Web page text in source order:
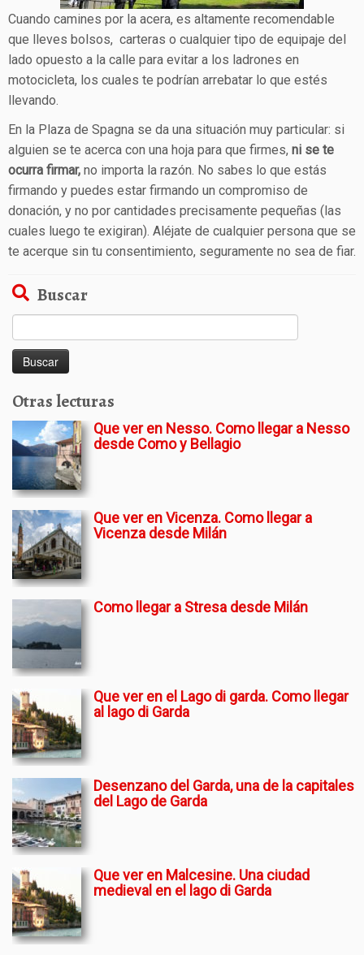
Cuando camines por la acera, es altamente recomendable
que lleves bolsos, carteras o cualquier tipo de equipaje del
lado opuesto a la calle para evitar a los ladrones en
motocicleta, los cuales te podrían arrebatar lo que estés
llevando.
En la Plaza de Spagna se da una situación muy particular: si
alguien se te acerca con una hoja para que firmes, ni se te
ocurra firmar, no importa la razón. No sabes lo que estás
firmando y puedes estar firmando un compromiso de
donación, y no por cantidades precisamente pequeñas (las
cuales luego te exigiran). Aléjate de cualquier persona que se
te acerque sin tu consentimiento, seguramente no sea de fiar.
Buscar
Otras lecturas
Que ver en Nesso. Como llegar a Nesso
desde Como y Bellagio
Que ver en Vicenza. Como llegar a
Vicenza desde Milán
Como llegar a Stresa desde Milán
Que ver en el Lago di garda. Como llegar
al lago di Garda
Desenzano del Garda, una de la capitales
del Lago de Garda
Que ver en Malcesine. Una ciudad
medieval en el lago di Garda